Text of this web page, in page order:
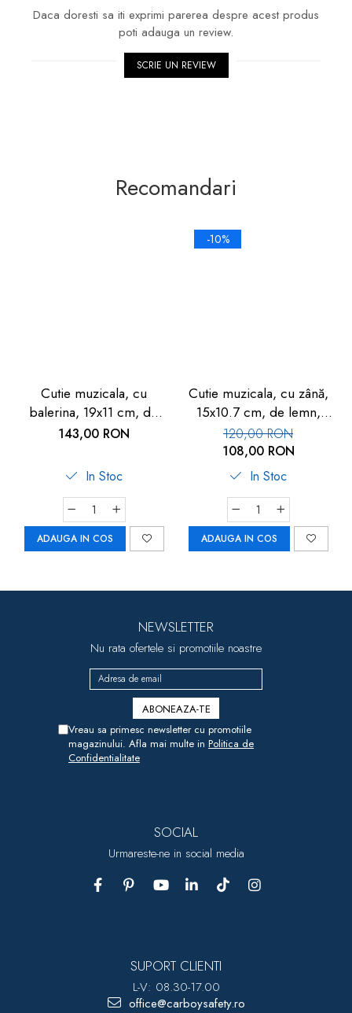
Daca doresti sa iti exprimi parerea despre acest produs
poti adauga un review.
SCRIE UN REVIEW
Recomandari
Cutie muzicala, cu
balerina, 19x11 cm, de
lemn, Goki
143,00 RON
In Stoc
ADAUGA IN COS
-10%
Cutie muzicala, cu zână,
15x10.7 cm, de lemn,
Goki
120,00 RON
108,00 RON
In Stoc
ADAUGA IN COS
NEWSLETTER
Nu rata ofertele si promotiile noastre
Vreau sa primesc newsletter cu promotiile
magazinului. Afla mai multe in Politica de
Confidentialitate
SOCIAL
Urmareste-ne in social media
SUPORT CLIENTI
L-V: 08.30-17.00
office@carboysafety.ro